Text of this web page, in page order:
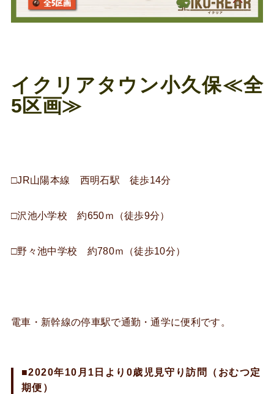
イクリアタウン小久保≪全
5区画≫
□JR山陽本線 西明石駅 徒歩14分
□沢池小学校 約650ｍ（徒歩9分）
□野々池中学校 約780ｍ（徒歩10分）
電車・新幹線の停車駅で通勤・通学に便利です。
■2020年10月1日より0歳児見守り訪問（おむつ定
期便）